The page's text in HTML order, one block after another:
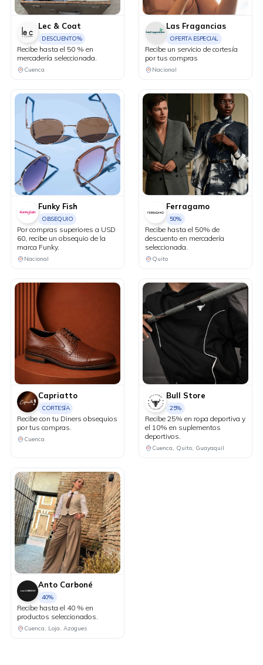
Lec & Coat
DESCUENTO%
Recibe hasta el 50 % en
mercadería seleccionada.
Cuenca
Las Fragancias
OFERTA ESPECIAL
Recibe un servicio de cortesía
por tus compras
Nacional
Funky Fish
OBSEQUIO
Por compras superiores a USD
60, recibe un obsequio de la
marca Funky.
Nacional
Ferragamo
50%
Recibe hasta el 50% de
descuento en mercadería
seleccionada.
Quito
Capriatto
CORTESÍA
Recibe con tu Diners obsequios
por tus compras.
Cuenca
Bull Store
25%
Recibe 25% en ropa deportiva y
el 10% en suplementos
deportivos.
Cuenca, Quito, Guayaquil
Anto Carboné
40%
Recibe hasta el 40 % en
productos seleccionados.
Cuenca, Loja, Azogues